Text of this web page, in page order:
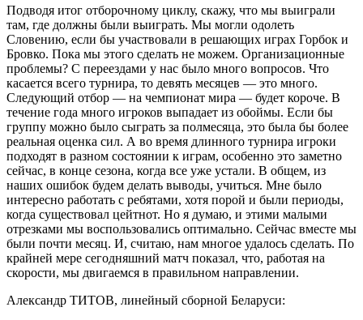
Подводя итог отборочному циклу, скажу, что мы выиграли
там, где должны были выиграть. Мы могли одолеть
Словению, если бы участвовали в решающих играх Горбок и
Бровко. Пока мы этого сделать не можем. Организационные
проблемы? С переездами у нас было много вопросов. Что
касается всего турнира, то девять месяцев — это много.
Следующий отбор — на чемпионат мира — будет короче. В
течение года много игроков выпадает из обоймы. Если бы
группу можно было сыграть за полмесяца, это была бы более
реальная оценка сил. А во время длинного турнира игроки
подходят в разном состоянии к играм, особенно это заметно
сейчас, в конце сезона, когда все уже устали. В общем, из
наших ошибок будем делать выводы, учиться. Мне было
интересно работать с ребятами, хотя порой и были периоды,
когда существовал цейтнот. Но я думаю, и этими малыми
отрезками мы воспользовались оптимально. Сейчас вместе мы
были почти месяц. И, считаю, нам многое удалось сделать. По
крайней мере сегодняшний матч показал, что, работая на
скорости, мы двигаемся в правильном направлении.
Александр ТИТОВ, линейный сборной Беларуси: